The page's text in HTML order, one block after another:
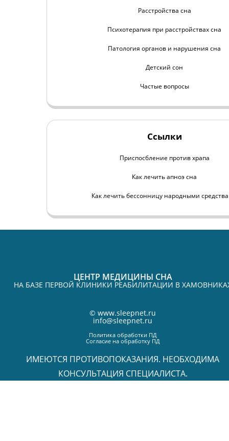
Расстройства сна
Психотерапия при расстройствах сна
Патология органов и нарушения сна
Детский сон
Частые вопросы
Ссылки
Приспосбление против храпа
Как лечить апноэ сна
Как лечить бессонницу народными
ЦЕНТР МЕДИЦИНЫ СНА
НА БАЗЕ ПЕРВОЙ КЛИНИКИ РЕАБИЛИТАЦИИ В
© www.sleepnet.ru
info@sleepnet.ru
Политика обработки ПД
Согласие на обработку ПД
ИМЕЮТСЯ ПРОТИВОПОКАЗАНИЯ. НЕОБХОДИМА
КОНСУЛЬТАЦИЯ СПЕЦИАЛИСТА.